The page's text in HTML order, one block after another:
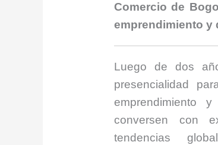
Comercio de
emprendimiento y
Luego de dos
presencialidad
emprendimiento
conversen con
tendencias